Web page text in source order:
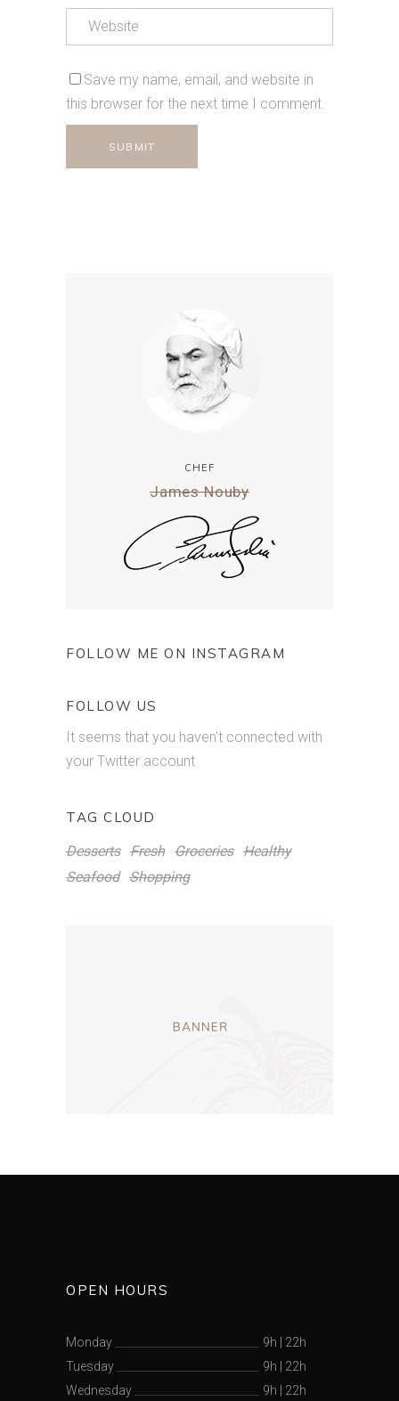
Save my name, email, and website in
this browser for the next time I comment.
CHEF
James Nouby
FOLLOW ME ON INSTAGRAM
FOLLOW US
It seems that you haven't connected with
your Twitter account
TAG CLOUD
Desserts Fresh Groceries Healthy
Seafood Shopping
OPEN HOURS
Monday 9h
22h
Tuesday
9h
22h
Wednesday
9h
22h